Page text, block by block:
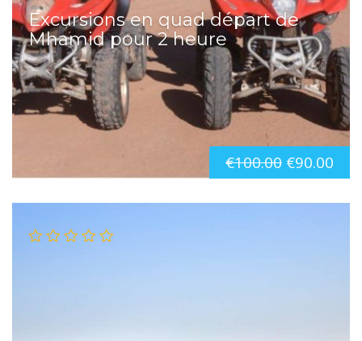
Excursions en quad départ de
Mhamid pour 2 heure
€100.00 €90.00